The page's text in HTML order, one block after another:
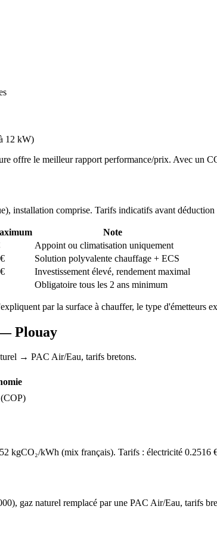
12 kW)
offre le meilleur rapport performance/prix. Avec un
), installation comprise. Tarifs indicatifs avant déduction
Note
Appoint ou climatisation uniquement
€
Solution polyvalente chauffage + ECS
€
Investissement élevé, rendement maximal
Obligatoire tous les 2 ans minimum
par la surface à chauffer, le type d'émetteurs
—Plouay
→ PAC Air/Eau, tarifs bretons.
(COP)
kgCO₂/kWh (mix français). Tarifs : électricité 0.2516
), gaz naturel remplacé par une PAC Air/Eau, tarifs